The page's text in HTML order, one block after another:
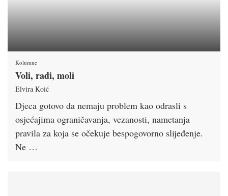
Kolumne
Voli, radi, moli
Elvira Koić
Djeca gotovo da nemaju problem kao odrasli s
osjećajima ograničavanja, vezanosti, nametanja
pravila za koja se očekuje bespogovorno slijeđenje.
Ne …